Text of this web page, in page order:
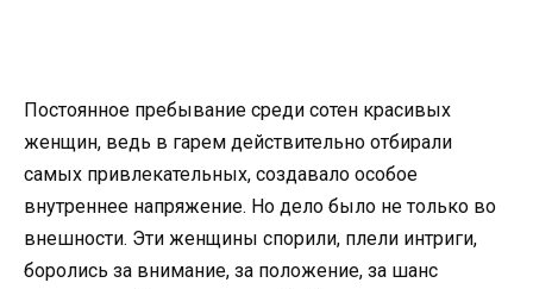
Постоянное пребывание среди сотен красивых
женщин, ведь в гарем действительно отбирали
самых привлекательных, создавало особое
внутреннее напряжение. Но дело было не только во
внешности. Эти женщины спорили, плели интриги,
боролись за внимание, за положение, за шанс